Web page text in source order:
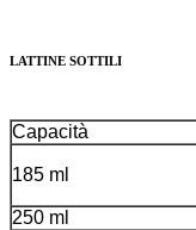
LATTINE SOTTILI
Capacità
185 ml
250 ml